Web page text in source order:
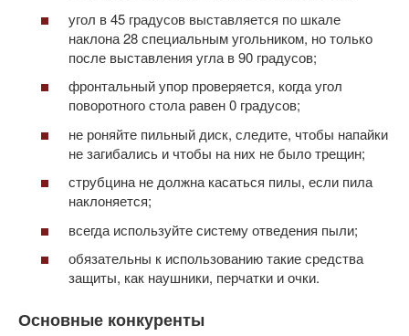
угол в 45 градусов выставляется по шкале
наклона 28 специальным угольником, но только
после выставления угла в 90 градусов;
фронтальный упор проверяется, когда угол
поворотного стола равен 0 градусов;
не роняйте пильный диск, следите, чтобы напайки
не загибались и чтобы на них не было трещин;
струбцина не должна касаться пилы, если пила
наклоняется;
всегда используйте систему отведения пыли;
обязательны к использованию такие средства
защиты, как наушники, перчатки и очки.
Основные конкуренты